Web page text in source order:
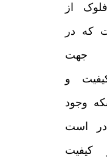
از
که در
جهت
و
وجود
است
کیفیت